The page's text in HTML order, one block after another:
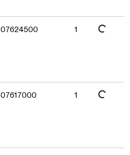
07624500 1
Daten werden geladen. Bitte warten...
07617000 1
Daten werden geladen. Bitte warten...